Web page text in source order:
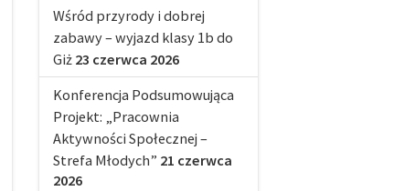
Wśród przyrody i dobrej
zabawy – wyjazd klasy 1b do
Giż 23 czerwca 2026
Konferencja Podsumowująca
Projekt: „Pracownia
Aktywności Społecznej –
Strefa Młodych” 21 czerwca
2026